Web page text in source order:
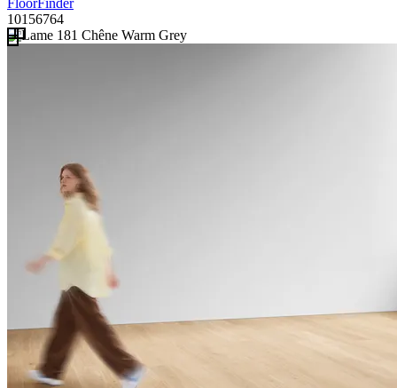
FloorFinder
10156764